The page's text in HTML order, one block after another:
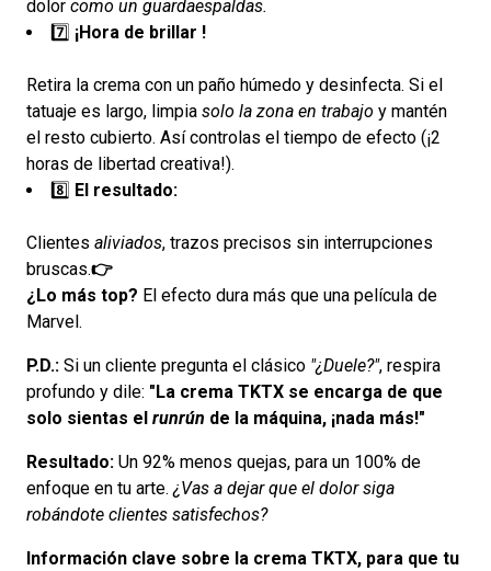
dolor como un guardaespaldas.
7️⃣ ¡Hora de brillar !
Retira la crema con un paño húmedo y desinfecta. Si el
tatuaje es largo, limpia solo la zona en trabajo y mantén
el resto cubierto. Así controlas el tiempo de efecto (¡2
horas de libertad creativa!).
8️⃣ El resultado:
Clientes aliviados, trazos precisos sin interrupciones
bruscas.👉
¿Lo más top? El efecto dura más que una película de
Marvel.
P.D.: Si un cliente pregunta el clásico "¿Duele?", respira
profundo y dile: " La crema TKTX se encarga de que
solo sientas el runrún de la máquina, ¡nada más!"
Resultado: Un 92% menos quejas, para un 100% de
enfoque en tu arte.¿Vas a dejar que el dolor siga
robándote clientes satisfechos?
Información clave sobre la crema TKTX, para que tu